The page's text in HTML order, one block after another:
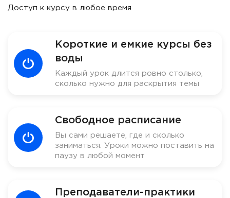
Доступ к курсу в любое время
Короткие и емкие курсы без
воды
Каждый урок длится ровно столько,
сколько нужно для раскрытия темы
Свободное расписание
Вы сами решаете, где и сколько
заниматься. Уроки можно поставить на
паузу в любой момент
Преподаватели-практики